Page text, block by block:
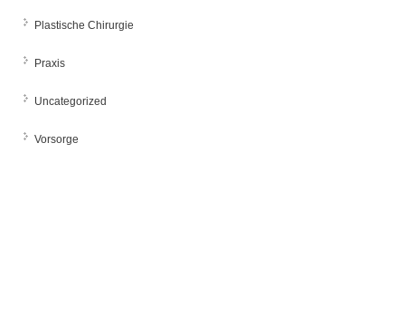
Plastische Chirurgie
Praxis
Uncategorized
Vorsorge